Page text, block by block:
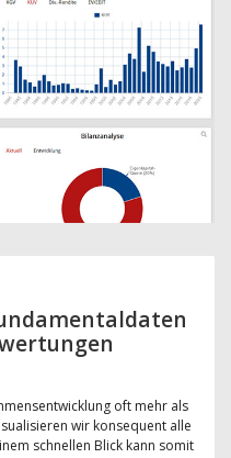
oft mehr als
wir konsequent alle
schnellen Blick kann somit